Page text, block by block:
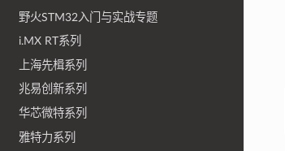
野火STM32入门与实战专题
i.MX RT系列
上海先楫系列
兆易创新系列
华芯微特系列
雅特力系列